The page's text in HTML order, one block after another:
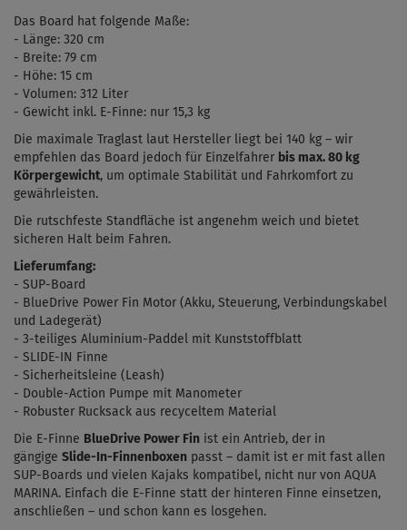
Das Board hat folgende Maße:
- Länge: 320 cm
- Breite: 79 cm
- Höhe: 15 cm
- Volumen: 312 Liter
- Gewicht inkl. E-Finne: nur 15,3 kg
Die maximale Traglast laut Hersteller liegt bei 140 kg – wir
empfehlen das Board jedoch für Einzelfahrer bis max. 80 kg
Körpergewicht, um optimale Stabilität und Fahrkomfort zu
gewährleisten.
Die rutschfeste Standfläche ist angenehm weich und bietet
sicheren Halt beim Fahren.
Lieferumfang:
- SUP-Board
- BlueDrive Power Fin Motor (Akku, Steuerung, Verbindungskabel
und Ladegerät)
- 3-teiliges Aluminium-Paddel mit Kunststoffblatt
- SLIDE-IN Finne
- Sicherheitsleine (Leash)
- Double-Action Pumpe mit Manometer
- Robuster Rucksack aus recyceltem Material
Die E-Finne BlueDrive Power Fin ist ein Antrieb, der in
gängige Slide-In-Finnenboxen passt – damit ist er mit fast allen
SUP-Boards und vielen Kajaks kompatibel, nicht nur von AQUA
MARINA. Einfach die E-Finne statt der hinteren Finne einsetzen,
anschließen – und schon kann es losgehen.